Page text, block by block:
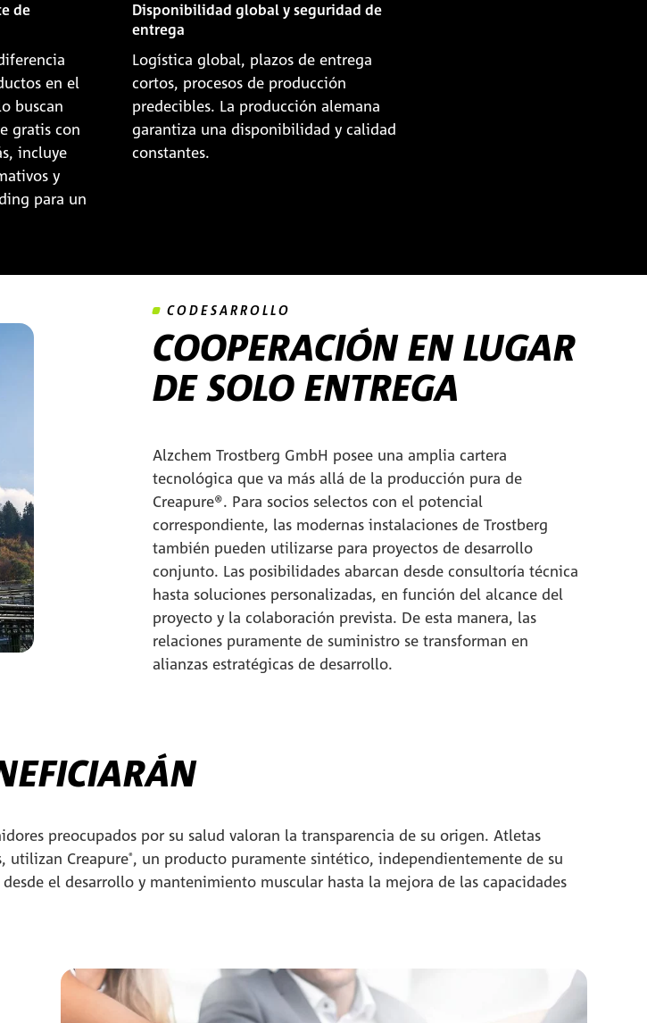
de
en el
buscan
gratis con
incluye
y
para un
Disponibilidad global y seguridad de
entrega
Logística global, plazos de entrega
cortos, procesos de producción
predecibles. La producción alemana
garantiza una disponibilidad y calidad
constantes.
CODESARROLLO
COOPERACIÓN EN LUGAR
DE SOLO ENTREGA
Alzchem Trostberg GmbH posee una amplia cartera
tecnológica que va más allá de la producción pura de
Creapure®. Para socios selectos con el potencial
correspondiente, las modernas instalaciones de Trostberg
también pueden utilizarse para proyectos de desarrollo
conjunto. Las posibilidades abarcan desde consultoría técnica
hasta soluciones personalizadas, en función del alcance del
proyecto y la colaboración prevista. De esta manera, las
relaciones puramente de suministro se transforman en
alianzas estratégicas de desarrollo.
preocupados por su salud valoran la transparencia de su origen. Atletas
utilizan Creapure® , un producto puramente sintético, independientemente de su
el desarrollo y mantenimiento muscular hasta la mejora de las capacidades